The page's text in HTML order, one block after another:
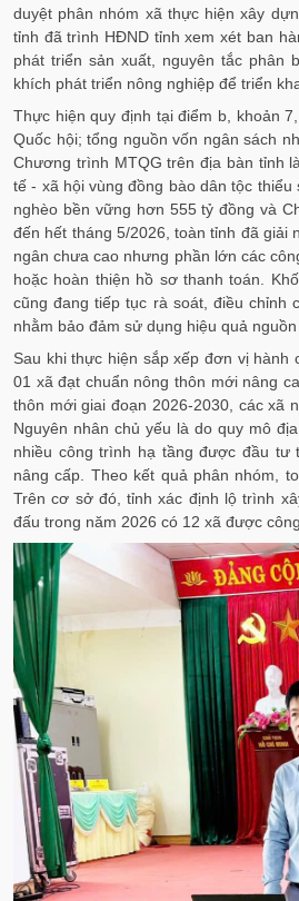
duyệt phân nhóm xã thực hiện xây
tỉnh đã trình HĐND tỉnh xem xét ban
phát triển sản xuất, nguyên tắc phân
khích phát triển nông nghiệp để triển
Thực hiện quy định tại điểm b, khoản
Quốc hội; tổng nguồn vốn ngân sách
Chương trình MTQG trên địa bàn tỉnh
tế - xã hội vùng đồng bào dân tộc
nghèo bền vững hơn 555 tỷ đồng và
đến hết tháng 5/2026, toàn tỉnh đã giải
ngân chưa cao nhưng phần lớn các
hoặc hoàn thiện hồ sơ thanh toán.
cũng đang tiếp tục rà soát, điều chỉnh
nhằm bảo đảm sử dụng hiệu quả
Sau khi thực hiện sắp xếp đơn vị
01 xã đạt chuẩn nông thôn mới nâng
thôn mới giai đoạn 2026-2030, các xã
Nguyên nhân chủ yếu là do quy mô
nhiều công trình hạ tầng được đầu
nâng cấp. Theo kết quả phân nhóm,
Trên cơ sở đó, tỉnh xác định lộ trình
đấu trong năm 2026 có 12 xã được